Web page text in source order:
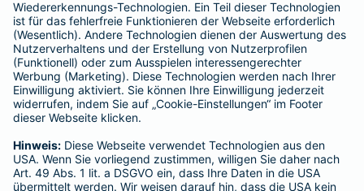
BELIEBTE SEITEN
Kranken-Zusatzversicherung
Tierversicherungen
Haftpflichtversicherung
Hausratversicherung
Adresse ändern
Schaden melden